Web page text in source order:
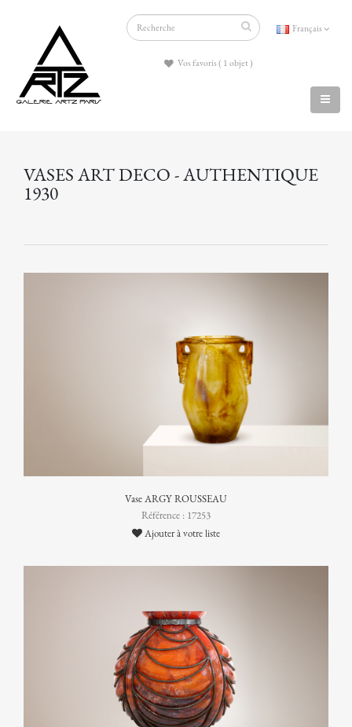
Français
Vos favoris ( 1 objet )
VASES ART DECO - AUTHENTIQUE
1930
Vase ARGY ROUSSEAU
Référence : 17253
Ajouter à votre liste